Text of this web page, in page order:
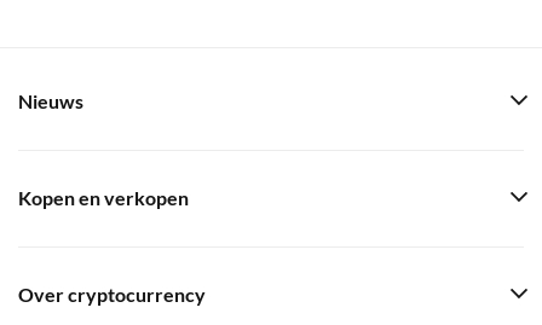
Nieuws
Kopen en verkopen
Over cryptocurrency